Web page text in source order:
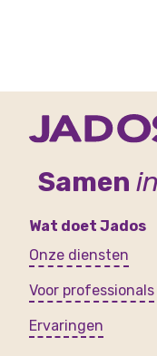
Samen
Wat doet Jados
Onze diensten
Voor professionals
Ervaringen